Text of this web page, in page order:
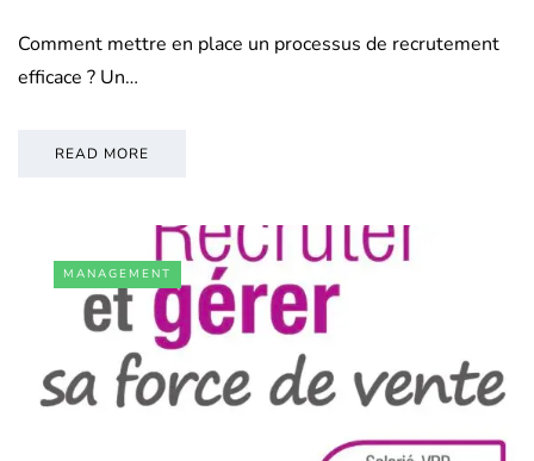
Comment mettre en place un processus de recrutement
efficace ? Un…
READ MORE
MANAGEMENT